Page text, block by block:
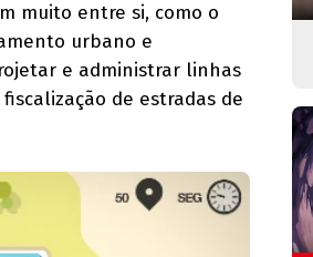
muito entre si, como o
urbano e
e administrar linhas
de estradas de